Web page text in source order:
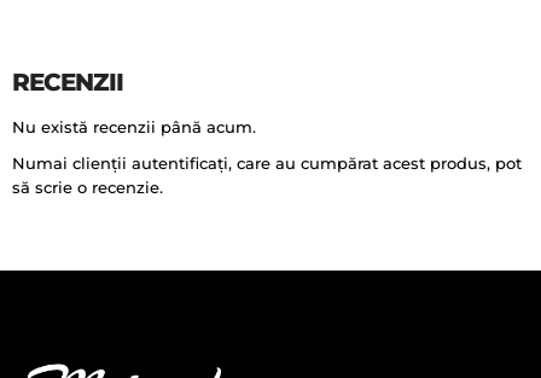
RECENZII
Nu există recenzii până acum.
Numai clienții autentificați, care au cumpărat acest produs, pot
să scrie o recenzie.